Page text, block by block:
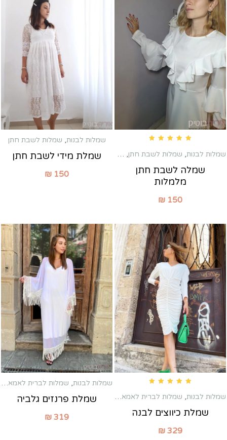
שמלות לבנות, שמלות לשבת חתן, שמלות מקסי
שמלה לשבת חתן
מלמלות
₪ 150
שמלות לבנות, שמלות לשבת חתן
שמלת מידי לשבת חתן
₪ 150
שמלות לבנות, שמלות לברית לאמא, שמלות לשבת חתן,שמלות מיני
שמלת כיווצים לבנה
₪ 329
שמלות לבנות, שמלות לברית לאמא,
שמלת פרנזים גלביה
₪ 319